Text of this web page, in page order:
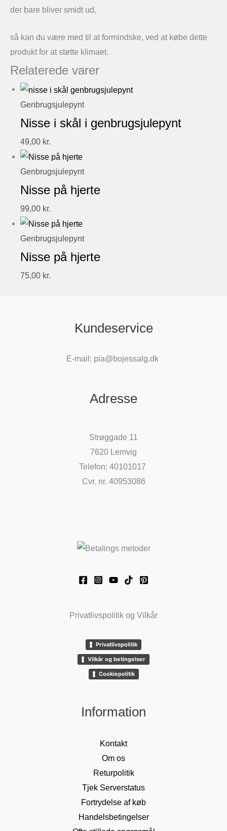
der bare bliver smidt ud,
så kan du være med til at formindske, ved at købe dette
produkt for at støtte klimaet.
Relaterede varer
Genbrugsjulepynt
Nisse i skål i genbrugsjulepynt
49,00 kr.
Genbrugsjulepynt
Nisse på hjerte
99,00 kr.
Genbrugsjulepynt
Nisse på hjerte
75,00 kr.
Kundeservice
E-mail: pia@bojessalg.dk
Adresse
Strøggade 11
7620 Lemvig
Telefon: 40101017
Cvr. nr. 40953086
Privatlivspolitik og Vilkår
Privatlivspolitik
Vilkår og betingelser
Cookiepolitik
Information
Kontakt
Om os
Returpolitik
Tjek Serverstatus
Fortrydelse af køb
Handelsbetingelser